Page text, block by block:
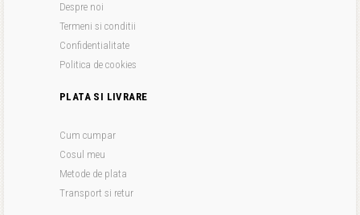
Despre noi
Termeni si conditii
Confidentialitate
Politica de cookies
PLATA SI LIVRARE
Cum cumpar
Cosul meu
Metode de plata
Transport si retur